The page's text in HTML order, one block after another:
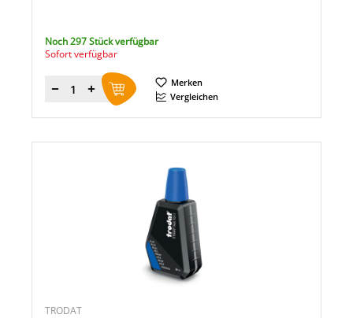
Noch 297 Stück verfügbar
Sofort verfügbar
Menge
Merken
Vergleichen
TRODAT